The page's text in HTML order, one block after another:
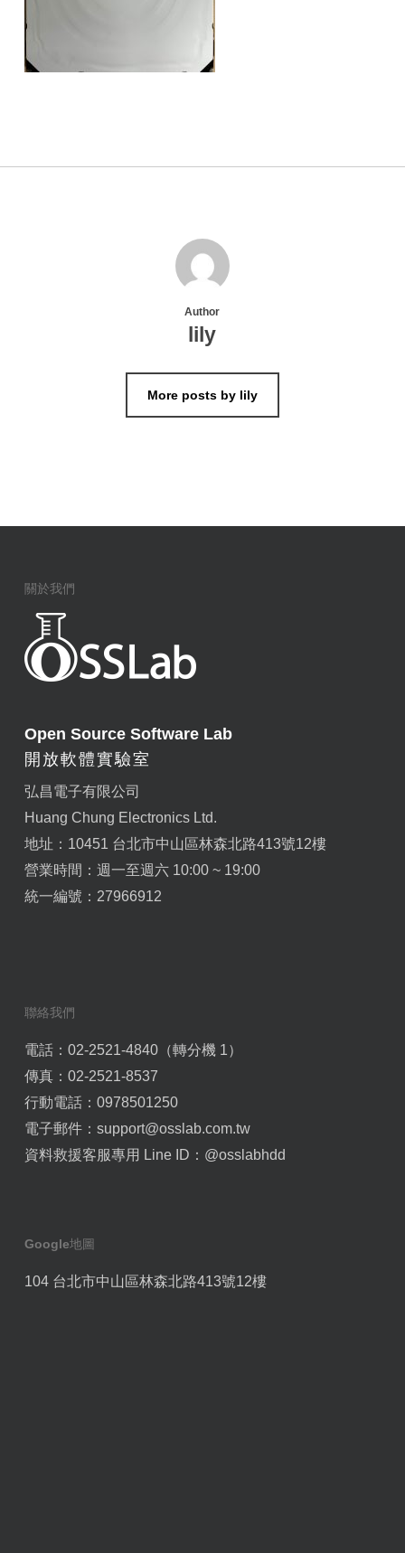
Author
lily
More posts by lily
關於我們
Open Source Software Lab
開放軟體實驗室
弘昌電子有限公司
Huang Chung Electronics Ltd.
地址：10451 台北市中山區林森北路413號12樓
營業時間：週一至週六 10:00 ~ 19:00
統一編號：27966912
聯絡我們
電話：02-2521-4840（轉分機 1）
傳真：02-2521-8537
行動電話：0978501250
電子郵件： support@osslab.com.tw
資料救援客服專用 Line ID： @osslabhdd
Google地圖
104 台北市中山區林森北路413號12樓